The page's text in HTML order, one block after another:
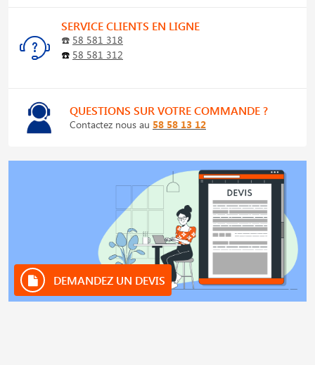
SERVICE CLIENTS EN LIGNE
☎️ 58 581 318
☎️ 58 581 312
QUESTIONS SUR VOTRE COMMANDE ?
Contactez nous au 58 58 13 12
DEMANDEZ UN DEVIS